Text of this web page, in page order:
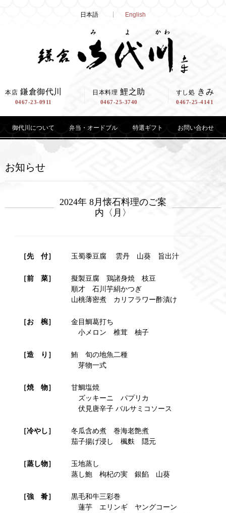
English
日本語
本店 鎌倉御代川
0467-23-0911
日本料理 鯉之助
0467-25-3740
すし処 きみ
0467-25-4141
御代川について 弁当・オードブル 特選ギフト お問い合わせ
お知らせ
2024年 8月懐石料理のご案
内〈月〉
［先 付］ 玉蜀黍豆腐 雲丹 山葵 旨出汁
［前 菜］
擬製豆腐 鶏諸身焼 枝豆
順才 石川芋絹かつぎ
山桃薄密煮 カリフラワー酢漬け
［お 椀］
金目鯛葛打ち
小メロン 椎茸 柚子
［造 り］
鮪 旬の地魚二種
芽物一式
［焼 物］
甘鯛塩焼
ズッキーニ パプリカ
伏見唐辛子 バルサミコソース
［冷やし］
冬瓜含め煮 巻海老艶煮
茄子揚げ浸し 楓麩 隠元
［蒸し物］
玉地蒸し
蒸し鮑 枸杞の実 銀餡 山葵
［強 肴］
黒毛和牛三彩巻
蓮芋 エリンギ ヤングコーン